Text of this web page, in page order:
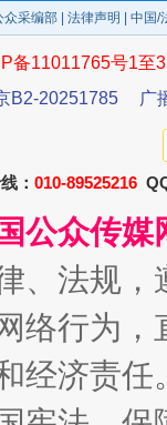
众采编部 法律声明 | 中国
备11011765号1至
B2-20251785
广
： 010-89525216
公众传
、法规
络行为
经济责